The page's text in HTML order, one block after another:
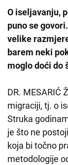
O iseljavanju,
puno se
velike
barem neki
moglo doći do
DR. MESARIĆ
migraciji, tj. o
Struka
je što ne
koja bi točno
metodologije